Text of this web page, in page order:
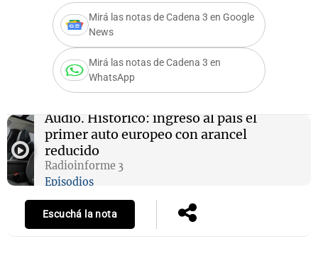
Mirá las notas de Cadena 3 en Google
News
Mirá las notas de Cadena 3 en
WhatsApp
Audio. Histórico: ingresó al país el
primer auto europeo con arancel
reducido
Radioinforme 3
Episodios
Escuchá la nota